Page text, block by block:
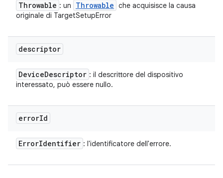
Throwable : un Throwable che acquisisce la causa
originale di TargetSetupError
descriptor
DeviceDescriptor : il descrittore del dispositivo
interessato, può essere nullo.
errorId
ErrorIdentifier : l'identificatore dell'errore.